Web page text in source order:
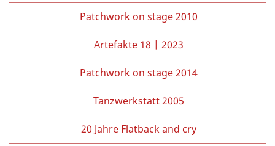
Patchwork on stage 2010
Artefakte 18 | 2023
Patchwork on stage 2014
Tanzwerkstatt 2005
20 Jahre Flatback and cry